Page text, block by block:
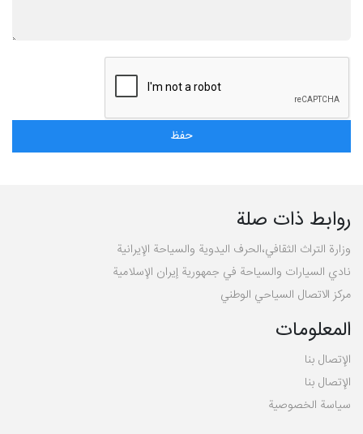
روابط ذات صلة
وزارة التراث الثقافي،الحرف اليدوية والسياحة الإيرانية
نادي السيارات والسياحة في جمهورية إيران الإسلامية
مركز الاتصال السياحي الوطني
المعلومات
الإتصال بنا
الإتصال بنا
سیاسة الخصوصية